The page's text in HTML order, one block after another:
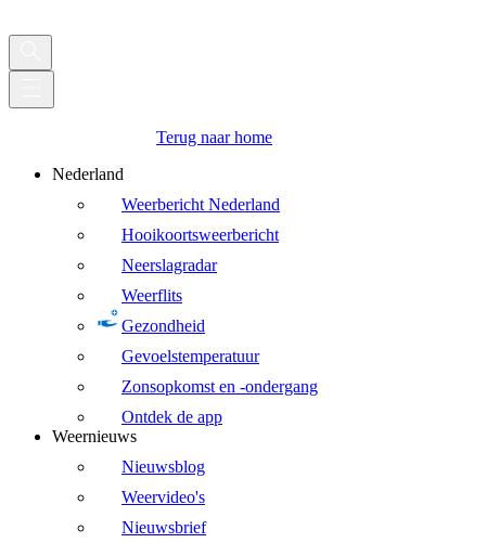
Terug naar home
Nederland
Weerbericht Nederland
Hooikoortsweerbericht
Neerslagradar
Weerflits
Gezondheid
Gevoelstemperatuur
Zonsopkomst en -ondergang
Ontdek de app
Weernieuws
Nieuwsblog
Weervideo's
Nieuwsbrief